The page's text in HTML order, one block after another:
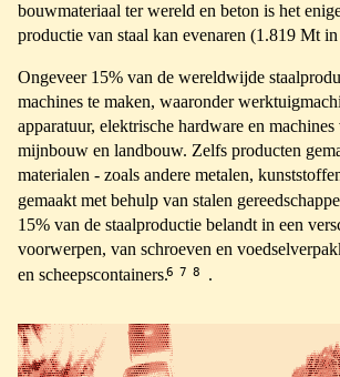
bouwmateriaal ter wereld en beton is het
productie van staal kan evenaren (1.819 Mt
Ongeveer 15% van de wereldwijde
machines te maken, waaronder
apparatuur, elektrische hardware en
mijnbouw en landbouw. Zelfs producten
materialen - zoals andere metalen,
gemaakt met behulp van stalen
15% van de staalproductie belandt in een
voorwerpen, van schroeven en
en scheepscontainers.6 7 8 .